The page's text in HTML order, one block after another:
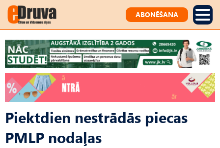
ABONĒŠANA
Piektdien nestrādās piecas
PMLP nodaļas